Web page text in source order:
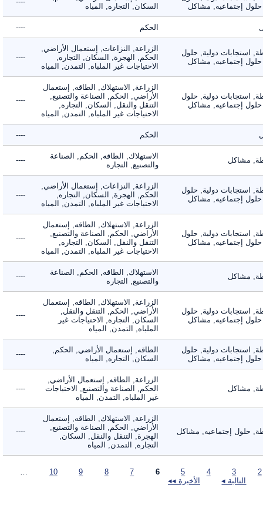
إجتماعيه, مشاكل
السكان, التجاره, المياه
الحكم ----
استجابات دولية, حلول
إجتماعيه, مشاكل
الزراعة, النزاعات, إستعمال الأراضي,
الحكم, الهجرة, السكان, التجاره,
الاحتياجات غير الملباه, التمدن, المياه
----
استجابات دولية, حلول
إجتماعيه, مشاكل
الزراعة, الاستهلاك, الطاقه, إستعمال
الأراضي, الحكم, الصناعة والتصنيع,
التنقل والنقل, السكان, التجاره,
الاحتياجات غير الملباه, التمدن, المياه
----
الحكم ----
مشاكل
الاستهلاك, الطاقه, الحكم, الصناعة
والتصنيع, التجاره
----
استجابات دولية, حلول
إجتماعيه, مشاكل
الزراعة, النزاعات, إستعمال الأراضي,
الحكم, الهجرة, السكان, التجاره,
الاحتياجات غير الملباه, التمدن, المياه
----
استجابات دولية, حلول
إجتماعيه, مشاكل
الزراعة, الاستهلاك, الطاقه, إستعمال
الأراضي, الحكم, الصناعة والتصنيع,
التنقل والنقل, السكان, التجاره,
الاحتياجات غير الملباه, التمدن, المياه
----
مشاكل
الاستهلاك, الطاقه, الحكم, الصناعة
والتصنيع, التجاره
----
استجابات دولية, حلول
إجتماعيه, مشاكل
الزراعة, الاستهلاك, الطاقه, إستعمال
الأراضي, الحكم, التنقل والنقل,
السكان, التجاره, الاحتياجات غير
الملباه, التمدن, المياه
----
استجابات دولية, حلول
إجتماعيه, مشاكل
الطاقه, إستعمال الأراضي, الحكم,
السكان, التجاره, المياه
----
مشاكل
الزراعة, الطاقه, إستعمال الأراضي,
الحكم, الصناعة والتصنيع, الاحتياجات
غير الملباه, التمدن, المياه
----
حلول إجتماعيه, مشاكل
الزراعة, الاستهلاك, الطاقه, إستعمال
الأراضي, الحكم, الصناعة والتصنيع,
الهجرة, التنقل والنقل, السكان,
التجاره, التمدن, المياه
----
التالية ◂
الأخيرة ◂◂